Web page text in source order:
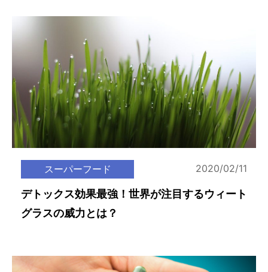
スーパーフード 2020/02/11
デトックス効果最強！世界が注目するウィート
グラスの威力とは？